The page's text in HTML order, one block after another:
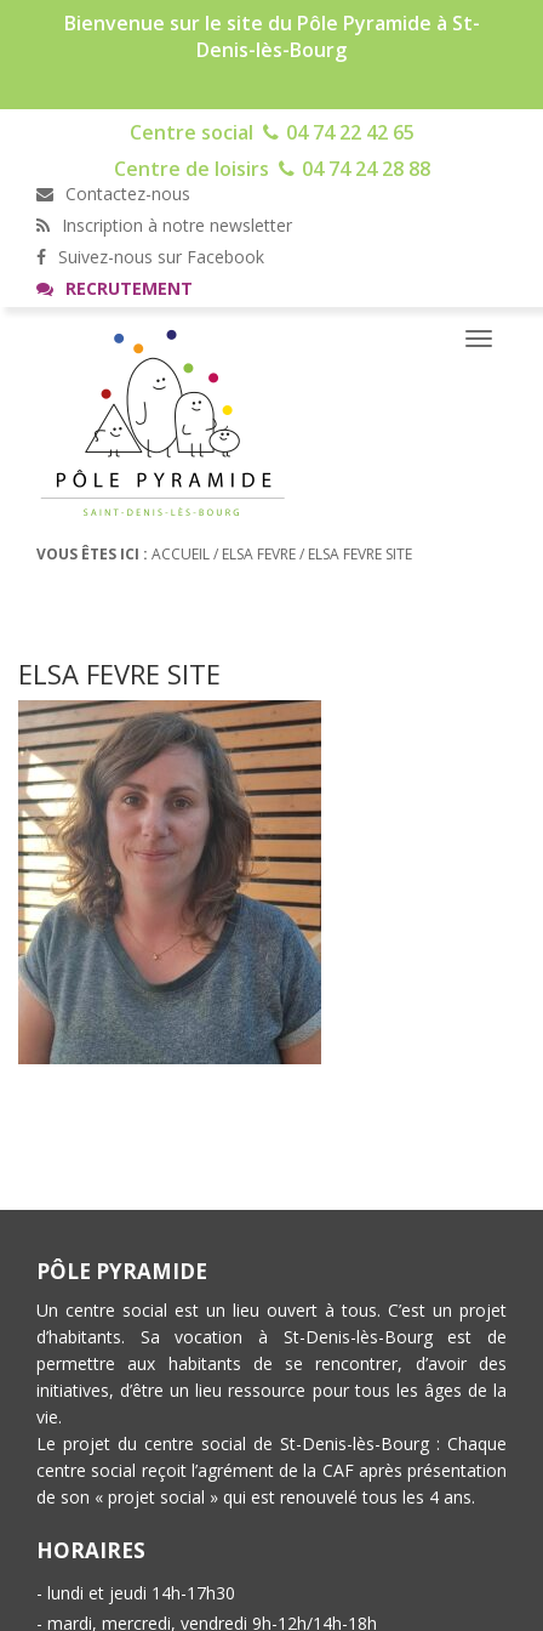
Bienvenue sur le site du Pôle Pyramide à St-
Denis-lès-Bourg
Centre social
04 74 22 42 65
Centre de loisirs
04 74 24 28 88
Contactez-nous
Inscription à notre newsletter
Suivez-nous sur Facebook
RECRUTEMENT
Toggle
VOUS ÊTES ICI : ACCUEIL/ ELSA FEVRE/ ELSA FEVRE SITE
ELSA FEVRE SITE
PÔLE PYRAMIDE
Un centre social est un lieu ouvert à tous. C’est un projet
d’habitants. Sa vocation à St-Denis-lès-Bourg est de
permettre aux habitants de se rencontrer, d’avoir des
initiatives, d’être un lieu ressource pour tous les âges de la
vie.
Le projet du centre social de St-Denis-lès-Bourg : Chaque
centre social reçoit l’agrément de la CAF après présentation
de son « projet social » qui est renouvelé tous les 4 ans.
HORAIRES
- lundi et jeudi 14h-17h30
- mardi, mercredi, vendredi 9h-12h/14h-18h